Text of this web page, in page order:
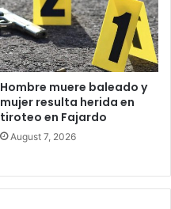
Hombre muere baleado y
mujer resulta herida en
tiroteo en Fajardo
August 7, 2026